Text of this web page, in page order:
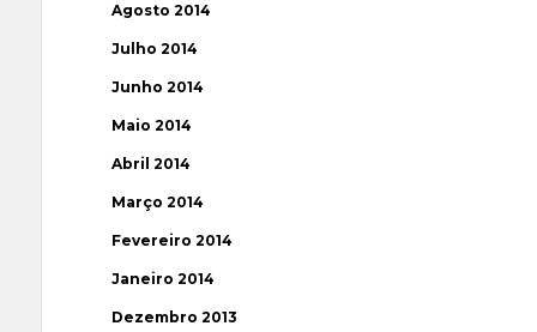
Agosto 2014
Julho 2014
Junho 2014
Maio 2014
Abril 2014
Março 2014
Fevereiro 2014
Janeiro 2014
Dezembro 2013